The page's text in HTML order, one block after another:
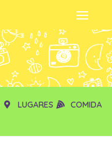
LUGARES
COMIDA